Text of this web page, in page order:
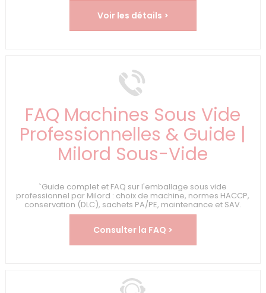
Voir les détails >
FAQ Machines Sous Vide
Professionnelles & Guide |
Milord Sous-Vide
`Guide complet et FAQ sur l'emballage sous vide
professionnel par Milord : choix de machine, normes HACCP,
conservation (DLC), sachets PA/PE, maintenance et SAV.
Consulter la FAQ >